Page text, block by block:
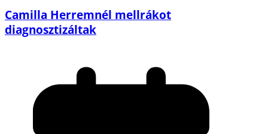
Camilla Herremnél mellrákot
diagnosztizáltak